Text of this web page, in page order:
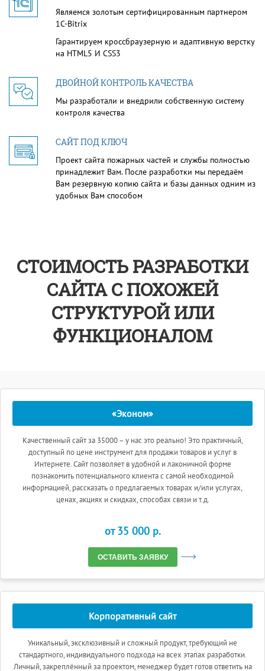
Являемся золотым сертифицированным партнером
1С-Bitrix
Гарантируем кроссбраузерную и адаптивную верстку
на HTML5 И CSS3
ДВОЙНОЙ КОНТРОЛЬ КАЧЕСТВА
Мы разработали и внедрили собственную систему
контроля качества
САЙТ ПОД КЛЮЧ
Проект сайта пожарных частей и службы полностью
принадлежит Вам. После разработки мы передаём
Вам резервную копию сайта и базы данных одним из
удобных Вам способом
СТОИМОСТЬ РАЗРАБОТКИ
САЙТА С ПОХОЖЕЙ
СТРУКТУРОЙ ИЛИ
ФУНКЦИОНАЛОМ
«Эконом»
Качественный сайт за 35000 – у нас это реально! Это практичный,
доступный по цене инструмент для продажи товаров и услуг в
Интернете. Сайт позволяет в удобной и лаконичной форме
познакомить потенциального клиента с самой необходимой
информацией, рассказать о предлагаемых товарах и/или услугах,
ценах, акциях и скидках, способах связи и т.д.
от 35 000 p.
ОСТАВИТЬ ЗАЯВКУ
Корпоративный сайт
Уникальный, эксклюзивный и сложный продукт, требующий не
стандартного, индивидуального подхода на всех этапах разработки.
Личный, закреплённый за проектом, менеджер будет готов ответить на